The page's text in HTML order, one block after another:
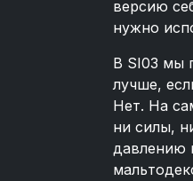
версию
нужно
В SI03 мы
лучше,
Нет. На
ни силы,
давлению